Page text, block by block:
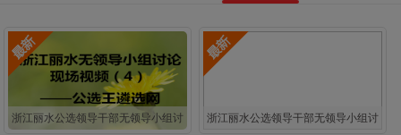
浙江丽水公选领导干部无领导小组讨 浙江丽水公选领导干部无领导小组讨